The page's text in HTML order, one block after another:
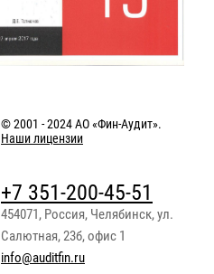
© 2001 - 2024АО «Фин-Аудит».
Наши лицензии
+7 351-200-45-51
454071, Россия, Челябинск,ул.
Салютная, 23б, офис 1
info@auditfin.ru